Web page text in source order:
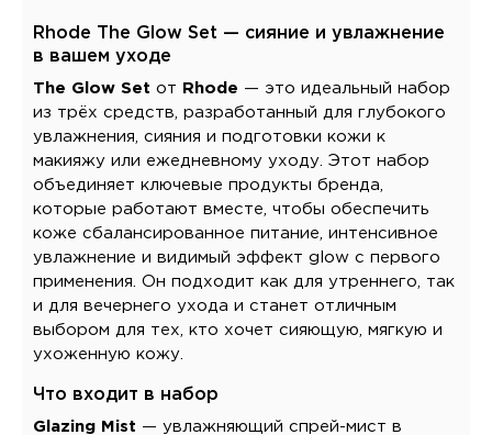
Rhode The Glow Set — сияние и увлажнение
в вашем уходе
The Glow Set от Rhode — это идеальный набор
из трёх средств, разработанный для глубокого
увлажнения, сияния и подготовки кожи к
макияжу или ежедневному уходу. Этот набор
объединяет ключевые продукты бренда,
которые работают вместе, чтобы обеспечить
коже сбалансированное питание, интенсивное
увлажнение и видимый эффект glow с первого
применения. Он подходит как для утреннего, так
и для вечернего ухода и станет отличным
выбором для тех, кто хочет сияющую, мягкую и
ухоженную кожу.
Что входит в набор
Glazing Mist — увлажняющий спрей-мист в